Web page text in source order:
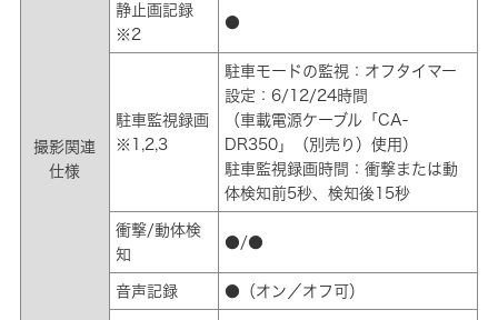
撮影関連
仕様
静止画記録
※2
●
駐車監視録画
※1,2,3
駐車モードの監視：オフタイマー
設定：6/12/24時間
（車載電源ケーブル「CA-
DR350」（別売り）使用）
駐車監視録画時間：衝撃または動
体検知前5秒、検知後15秒
衝撃/動体検
知
●/●
音声記録 ●（オン／オフ可）